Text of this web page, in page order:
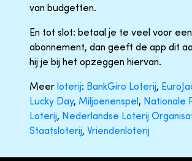
van budgetten.
En tot slot: betaal je te veel voor een
abonnement, dan geeft de app dit
hij je bij het opzeggen hiervan.
Meer loterij: BankGiro Loterij,
Lucky Day, Miljoenenspel, Nationale
Loterij, Nederlandse Loterij
Staatsloterij, Vriendenloterij